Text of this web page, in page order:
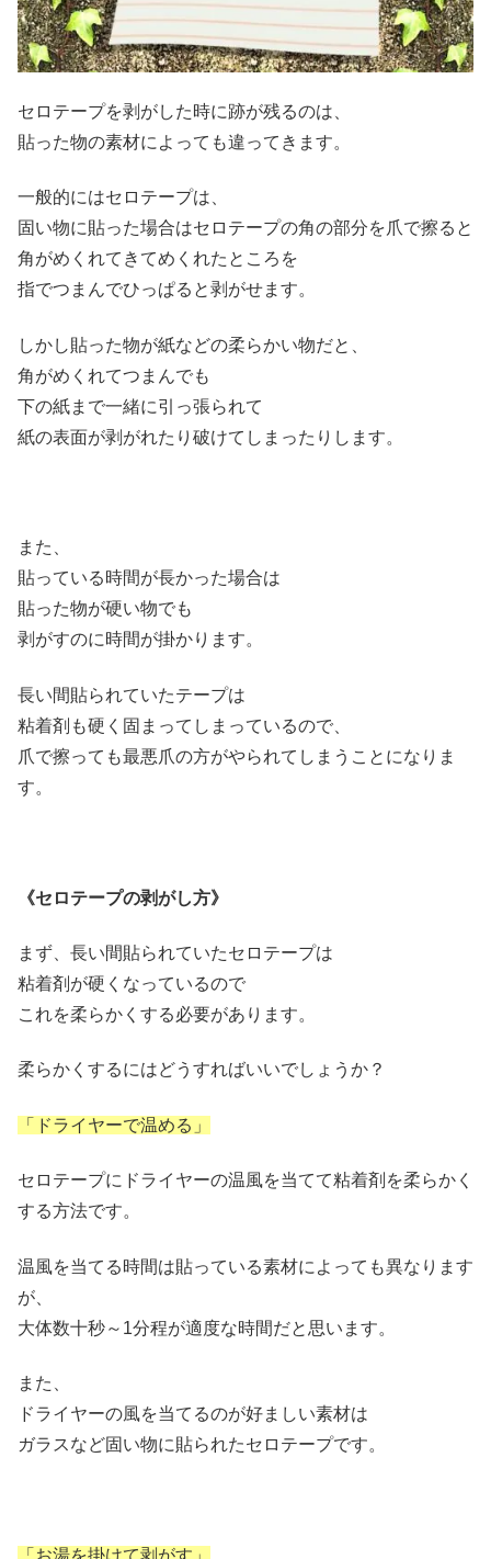
セロテープを剥がした時に跡が残るのは、
貼った物の素材によっても違ってきます。
一般的にはセロテープは、
固い物に貼った場合はセロテープの角の部分を爪で擦ると
角がめくれてきてめくれたところを
指でつまんでひっぱると剥がせます。
しかし貼った物が紙などの柔らかい物だと、
角がめくれてつまんでも
下の紙まで一緒に引っ張られて
紙の表面が剥がれたり破けてしまったりします。
また、
貼っている時間が長かった場合は
貼った物が硬い物でも
剥がすのに時間が掛かります。
長い間貼られていたテープは
粘着剤も硬く固まってしまっているので、
爪で擦っても最悪爪の方がやられてしまうことになりま
す。
《セロテープの剥がし方》
まず、長い間貼られていたセロテープは
粘着剤が硬くなっているので
これを柔らかくする必要があります。
柔らかくするにはどうすればいいでしょうか？
「ドライヤーで温める」
セロテープにドライヤーの温風を当てて粘着剤を柔らかく
する方法です。
温風を当てる時間は貼っている素材によっても異なります
が、
大体数十秒～1分程が適度な時間だと思います。
また、
ドライヤーの風を当てるのが好ましい素材は
ガラスなど固い物に貼られたセロテープです。
「お湯を掛けて剥がす」